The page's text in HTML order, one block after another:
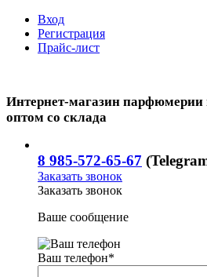
Вход
Регистрация
Прайс-лист
Интернет-магазин парфюмерии
оптом со склада
8 985-572-65-67
Заказать звонок
Заказать звонок
Ваше сообщение
Ваш телефон*